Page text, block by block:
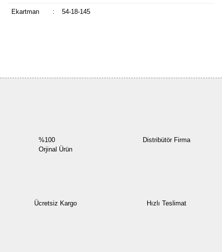
Ekartman : 54-18-145
%100
Orjinal Ürün
Distribütör Firma
Ücretsiz Kargo Hızlı Teslimat